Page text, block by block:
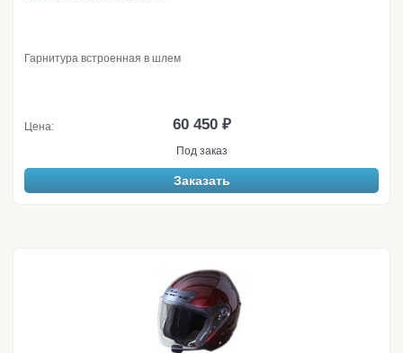
Гарнитура встроенная в шлем
Цена: 60 450 ₽
Под заказ
Заказать